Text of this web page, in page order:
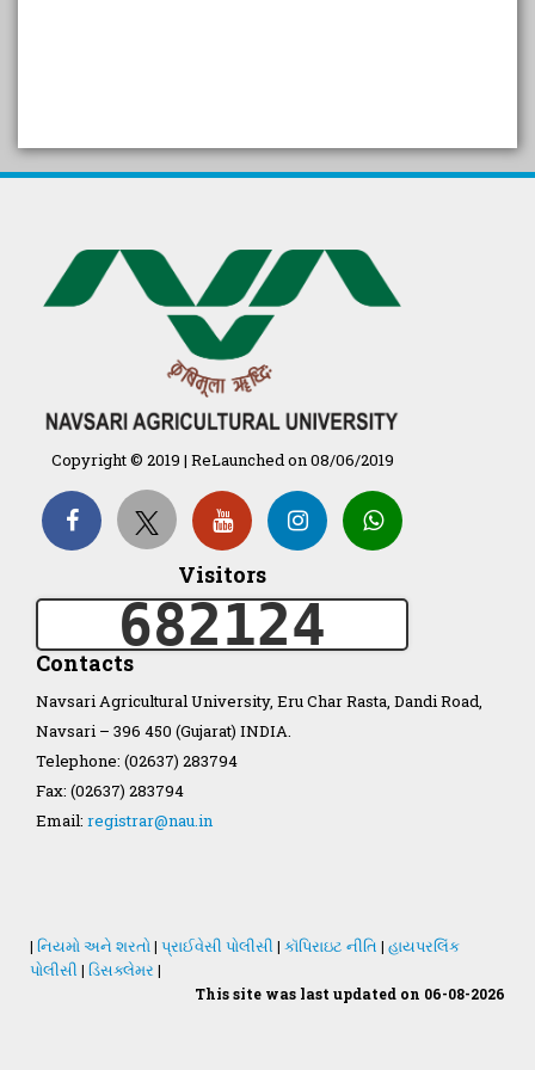
પ્રાકૃતિક કૃષિ (ખેતી)
દેશી ગાય આધારિત પ્રાકૃતિક ખેતી
गुणवत्ता युक्त कृषि-शिक्षा एक पहल" - भारतीय
कृषि अनुसंधान परिषद की 25वीं अखिल
Organization Structure
ખેડુત માર્ગદર્શિકા
Accreditation Certificate
NAU Statute(Revised)
Copyright © 2019 | ReLaunched on 08/06/2019
Visitors
682124
Contacts
Navsari Agricultural University, Eru Char Rasta, Dandi Road,
Navsari – 396 450 (Gujarat) INDIA.
Telephone: (02637) 283794
Fax: (02637) 283794
Email: registrar@nau.in
| નિયમો અને શરતો| પ્રાઈવેસી પોલીસી | કૉપિરાઇટ નીતિ | હાયપરલિંક
પોલીસી | ડિસક્લેમર |
This site was last updated on 06-08-2026